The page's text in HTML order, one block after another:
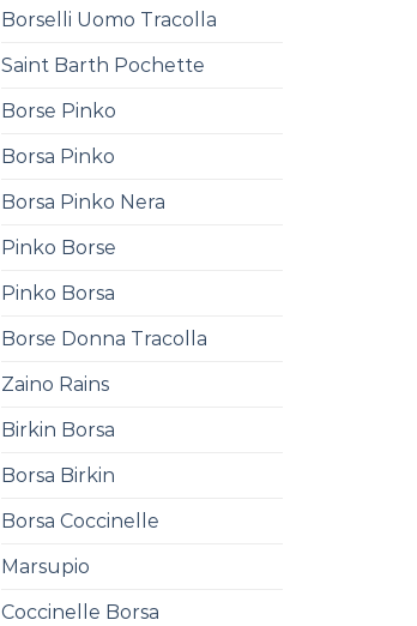
Borselli Uomo Tracolla
Saint Barth Pochette
Borse Pinko
Borsa Pinko
Borsa Pinko Nera
Pinko Borse
Pinko Borsa
Borse Donna Tracolla
Zaino Rains
Birkin Borsa
Borsa Birkin
Borsa Coccinelle
Marsupio
Coccinelle Borsa